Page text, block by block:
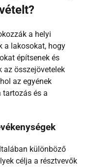
a helyi
a lakosokat, hogy
építsenek és
az összejövetelek
az egyének
és a
különböző
célja a résztvevők